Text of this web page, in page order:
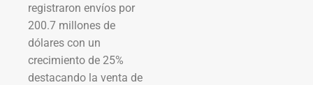
registraron envíos por
200.7 millones de
dólares con un
crecimiento de 25%
destacando la venta de